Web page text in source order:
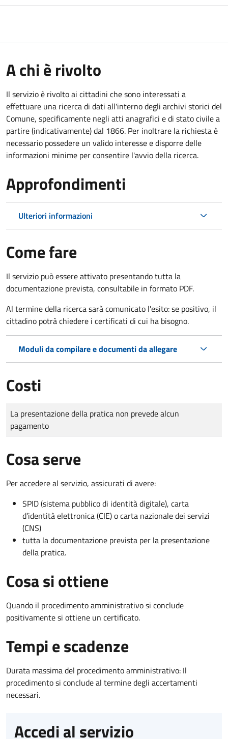
A chi è rivolto
Il servizio è rivolto ai cittadini che sono interessati a
effettuare una ricerca di dati all'interno degli archivi storici del
Comune, specificamente negli atti anagrafici e di stato civile a
partire (indicativamente) dal 1866. Per inoltrare la richiesta è
necessario possedere un valido interesse e disporre delle
informazioni minime per consentire l'avvio della ricerca.
Approfondimenti
Ulteriori informazioni
Come fare
Il servizio può essere attivato presentando tutta la
documentazione prevista, consultabile in formato PDF.
Al termine della ricerca sarà comunicato l'esito: se positivo, il
cittadino potrà chiedere i certificati di cui ha bisogno.
Moduli da compilare e documenti da allegare
Costi
Tipo di pagamento
Importo
La presentazione della pratica non prevede alcun
pagamento
Cosa serve
Per accedere al servizio, assicurati di avere:
SPID (sistema pubblico di identità digitale), carta
d’identità elettronica (CIE) o carta nazionale dei servizi
(CNS)
tutta la documentazione prevista per la presentazione
della pratica.
Cosa si ottiene
Quando il procedimento amministrativo si conclude
positivamente si ottiene un certificato.
Tempi e scadenze
Durata massima del procedimento amministrativo: Il
procedimento si conclude al termine degli accertamenti
necessari.
Accedi al servizio